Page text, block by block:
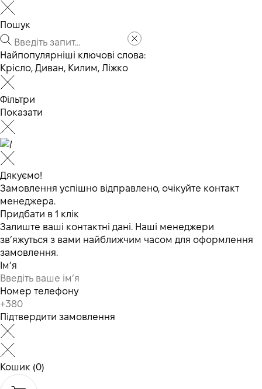
Пошук
Найпопулярніші ключові слова:
Крісло, Диван, Килим, Ліжко
Фільтри
Показати
Дякуємо!
Замовлення успішно відправлено, очікуйте контакт
менеджера.
Придбати в 1 клік
Залиште ваші контактні дані. Наші менеджери
зв’яжуться з вами найближчим часом для оформлення
замовлення.
Ім’я
Номер телефону
Підтвердити замовлення
Кошик (0)